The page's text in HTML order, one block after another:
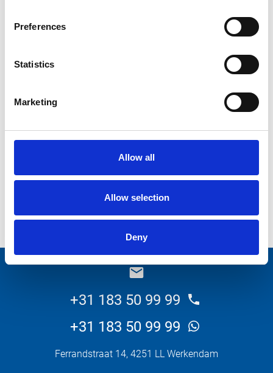
Preferences
Statistics
Marketing
Allow all
Allow selection
Deny
Versturen
+31 183 50 99 99
+31 183 50 99 99
Ferrandstraat 14, 4251 LL Werkendam